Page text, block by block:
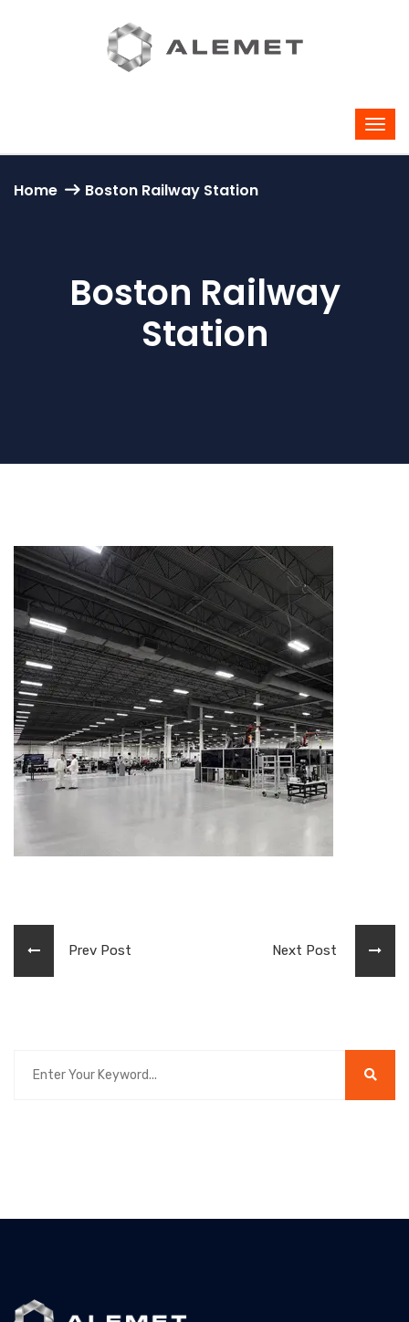
Home Boston Railway Station
Boston Railway
Station
Prev Post Next Post